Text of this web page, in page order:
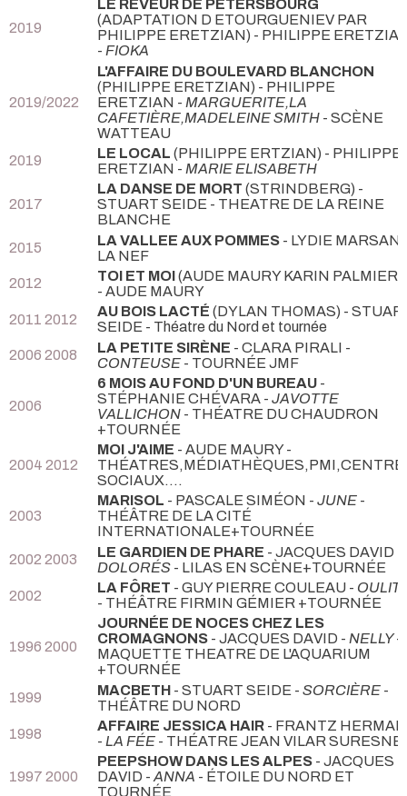
2019
LE RÊVEUR DE PÉTERSBOURG
(ADAPTATION D ETOURGUENIEV PAR
PHILIPPE ERETZIAN) - PHILIPPE
- FIOKA
2019/2022
L'AFFAIRE DU BOULEVARD BLANCHON
(PHILIPPE ERETZIAN) - PHILIPPE
ERETZIAN - MARGUERITE,LA
CAFETIÈRE,MADELEINE SMITH - SCÈNE
WATTEAU
2019
LE LOCAL (PHILIPPE ERTZIAN) - PHILIPPE
ERETZIAN - MARIE ELISABETH
2017
LA DANSE DE MORT (STRINDBERG) -
STUART SEIDE - THEATRE DE LA REINE
BLANCHE
2015
LA VALLEE AUX POMMES - LYDIE MARSAN
LA NEF
2012
TOI ET MOI(AUDE MAURY KARIN PALMIERI)
- AUDE MAURY
2011 2012
AU BOIS LACTÉ (DYLAN THOMAS) -
SEIDE - Théatre du Nord et tournée
2006 2008
LA PETITE SIRÈNE - CLARA PIRALI -
CONTEUSE - TOURNÉE JMF
2006
6 MOIS AU FOND D'UN BUREAU -
STÉPHANIE CHÉVARA - JAVOTTE
VALLICHON - THÉATRE DU CHAUDRON
+TOURNÉE
2004 2012
MOI J'AIME - AUDE MAURY-
SOCIAUX....
2003
MARISOL - PASCALE SIMÉON - JUNE -
THÉÂTRE DE LA CITÉ
INTERNATIONALE+TOURNÉE
2002 2003
LE GARDIEN DE PHARE - JACQUES DAVID -
DOLORÉS - LILAS EN SCÈNE+TOURNÉE
2002
LA FÔRET - GUY PIERRE COULEAU -
- THÉÂTRE FIRMIN GÉMIER +TOURNÉE
1996 2000
JOURNÉE DE NOCES CHEZ LES
CROMAGNONS - JACQUES DAVID - NELLY-
MAQUETTE THEATRE DE L'AQUARIUM
+TOURNÉE
1999
MACBETH - STUART SEIDE - SORCIÈRE -
THÉÂTRE DU NORD
1998
AFFAIRE JESSICA HAIR - FRANTZ HERMAN
- LA FÉE - THÉATRE JEAN VILAR
1997 2000
PEEPSHOW DANS LES ALPES - JACQUES
DAVID - ANNA - ÉTOILE DU NORD ET
TOURNÉE